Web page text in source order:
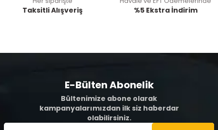
Taksitli Alışveriş %5 Ekstra İndirim
E-Bülten Abonelik
Bültenimize abone olarak
kampanyalarımızdan ilk siz haberdar
olabilirsiniz.